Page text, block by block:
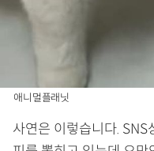
애니멀플래닛
사연은 이렇습니다. SNS